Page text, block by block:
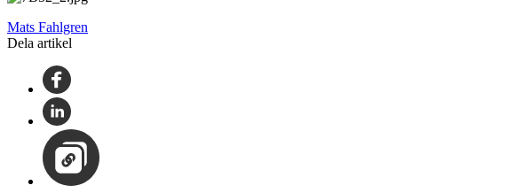
Mats Fahlgren
Dela artikel